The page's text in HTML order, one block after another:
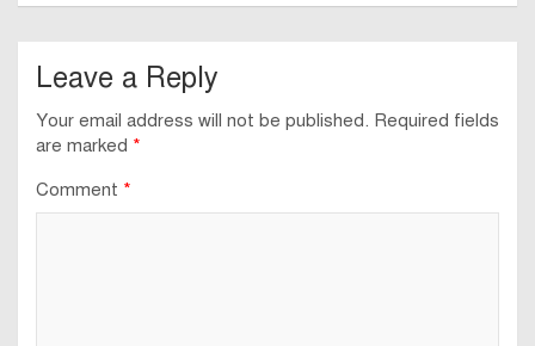
Leave a Reply
Your email address will not be published. Required fields
are marked *
Comment *